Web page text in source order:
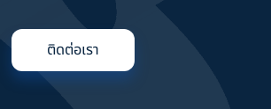
ติดต่อเรา